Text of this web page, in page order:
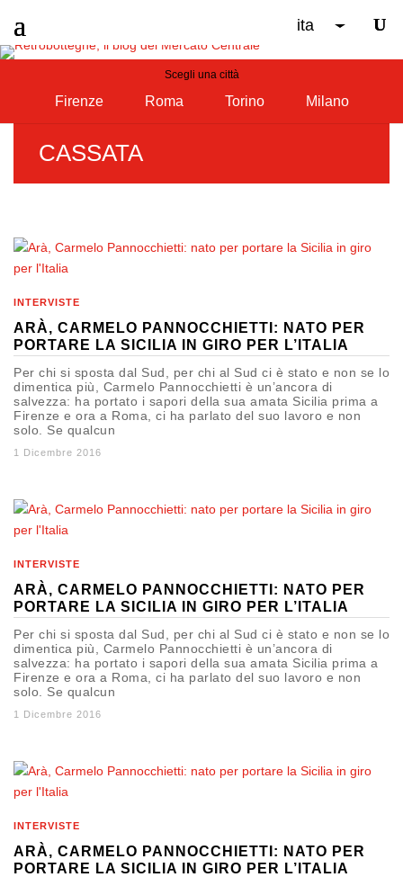
ita
Scegli una città
Firenze Roma Torino Milano
CASSATA
INTERVISTE
ARÀ, CARMELO PANNOCCHIETTI: NATO PER
PORTARE LA SICILIA IN GIRO PER L’ITALIA
Per chi si sposta dal Sud, per chi al Sud ci è stato e non se lo
dimentica più, Carmelo Pannocchietti è un’ancora di
salvezza: ha portato i sapori della sua amata Sicilia prima a
Firenze e ora a Roma, ci ha parlato del suo lavoro e non
solo. Se qualcun
1 Dicembre 2016
INTERVISTE
ARÀ, CARMELO PANNOCCHIETTI: NATO PER
PORTARE LA SICILIA IN GIRO PER L’ITALIA
Per chi si sposta dal Sud, per chi al Sud ci è stato e non se lo
dimentica più, Carmelo Pannocchietti è un’ancora di
salvezza: ha portato i sapori della sua amata Sicilia prima a
Firenze e ora a Roma, ci ha parlato del suo lavoro e non
solo. Se qualcun
1 Dicembre 2016
INTERVISTE
ARÀ, CARMELO PANNOCCHIETTI: NATO PER
PORTARE LA SICILIA IN GIRO PER L’ITALIA